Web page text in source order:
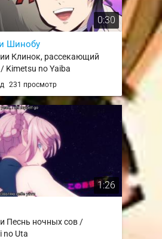
0:27
20 секунд
назад 98 просмотров
One-san
из 11 серии
0:30
Шинобу
Клинок, рассекающий
Kimetsu no Yaiba
231 просмотр
1:26
Песнь ночных сов /
no Uta